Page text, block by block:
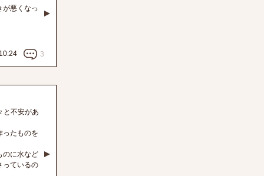
が悪くなっ
3
と不安があ
ったものを
のに水など
っているの